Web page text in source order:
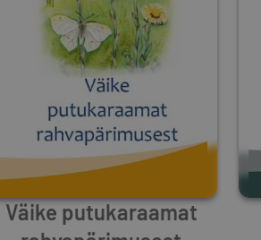
Väike putukaraamat